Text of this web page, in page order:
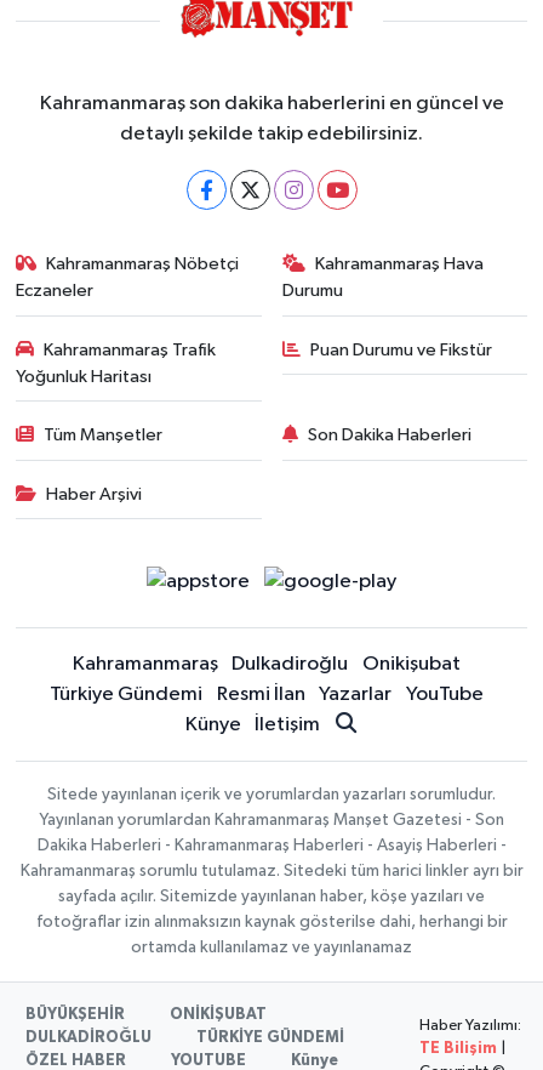
Kahramanmaraş son dakika haberlerini en güncel ve
detaylı şekilde takip edebilirsiniz.
Kahramanmaraş Nöbetçi
Eczaneler
Kahramanmaraş Hava
Durumu
Kahramanmaraş Trafik
Yoğunluk Haritası
Puan Durumu ve Fikstür
Tüm Manşetler Son Dakika Haberleri
Haber Arşivi
Kahramanmaraş Dulkadiroğlu
Onikişubat
Türkiye Gündemi
Resmi İlan Yazarlar
YouTube
Künye
İletişim
Sitede yayınlanan içerik ve yorumlardan yazarları sorumludur.
Yayınlanan yorumlardan Kahramanmaraş Manşet Gazetesi - Son
Dakika Haberleri - Kahramanmaraş Haberleri - Asayiş Haberleri -
Kahramanmaraş sorumlu tutulamaz. Sitedeki tüm harici linkler ayrı bir
sayfada açılır. Sitemizde yayınlanan haber, köşe yazıları ve
fotoğraflar izin alınmaksızın kaynak gösterilse dahi, herhangi bir
ortamda kullanılamaz ve yayınlanamaz
BÜYÜKŞEHİR
ONİKİŞUBAT
DULKADİROĞLU
TÜRKİYE GÜNDEMİ
ÖZEL HABER
YOUTUBE Künye
Haber Yazılımı:
TE Bilişim